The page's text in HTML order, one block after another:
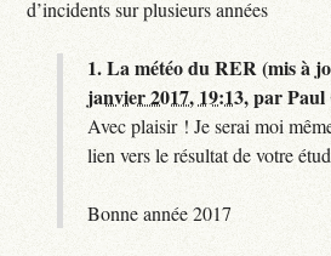
d’incidents sur plusieurs années
1.La météo du RER (mis à
janvier 2017, 19:13,par
Avec plaisir ! Je serai moi
lien vers le résultat de votre
Bonne année 2017